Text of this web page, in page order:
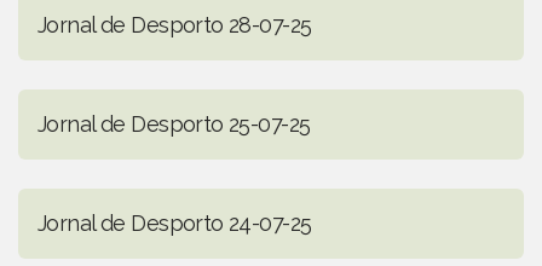
Jornal de Desporto 28-07-25
Jornal de Desporto 25-07-25
Jornal de Desporto 24-07-25